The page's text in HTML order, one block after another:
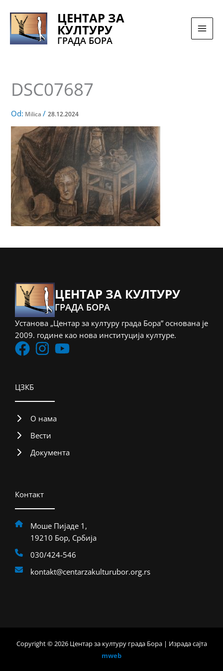
sadržaj
ЦЕНТАР ЗА
КУЛТУРУ
ГРАДА БОРА
DSC07687
Od: Milica/28.12.2024
ЦЕНТАР ЗА КУЛТУРУ
ГРАДА БОРА
Установа „Центар за културу града Бора” основана је
2009. године као нова институција културе.
ЦЗКБ
О нама
Вести
Документа
Контакт
Моше Пијаде 1,
19210 Бор, Србија
030/424-546
kontakt@centarzakulturubor.org.rs
Copyright © 2026 Центар за културу града Бора | Израда сајта
mweb